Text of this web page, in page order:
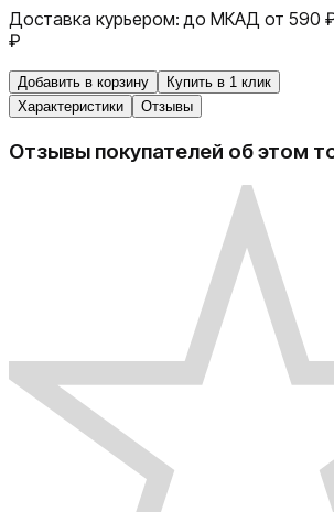
Доставка курьером: до МКАД от 590
₽
Добавить в корзину
Купить в 1 клик
Характеристики
Отзывы
Отзывы покупателей об этом